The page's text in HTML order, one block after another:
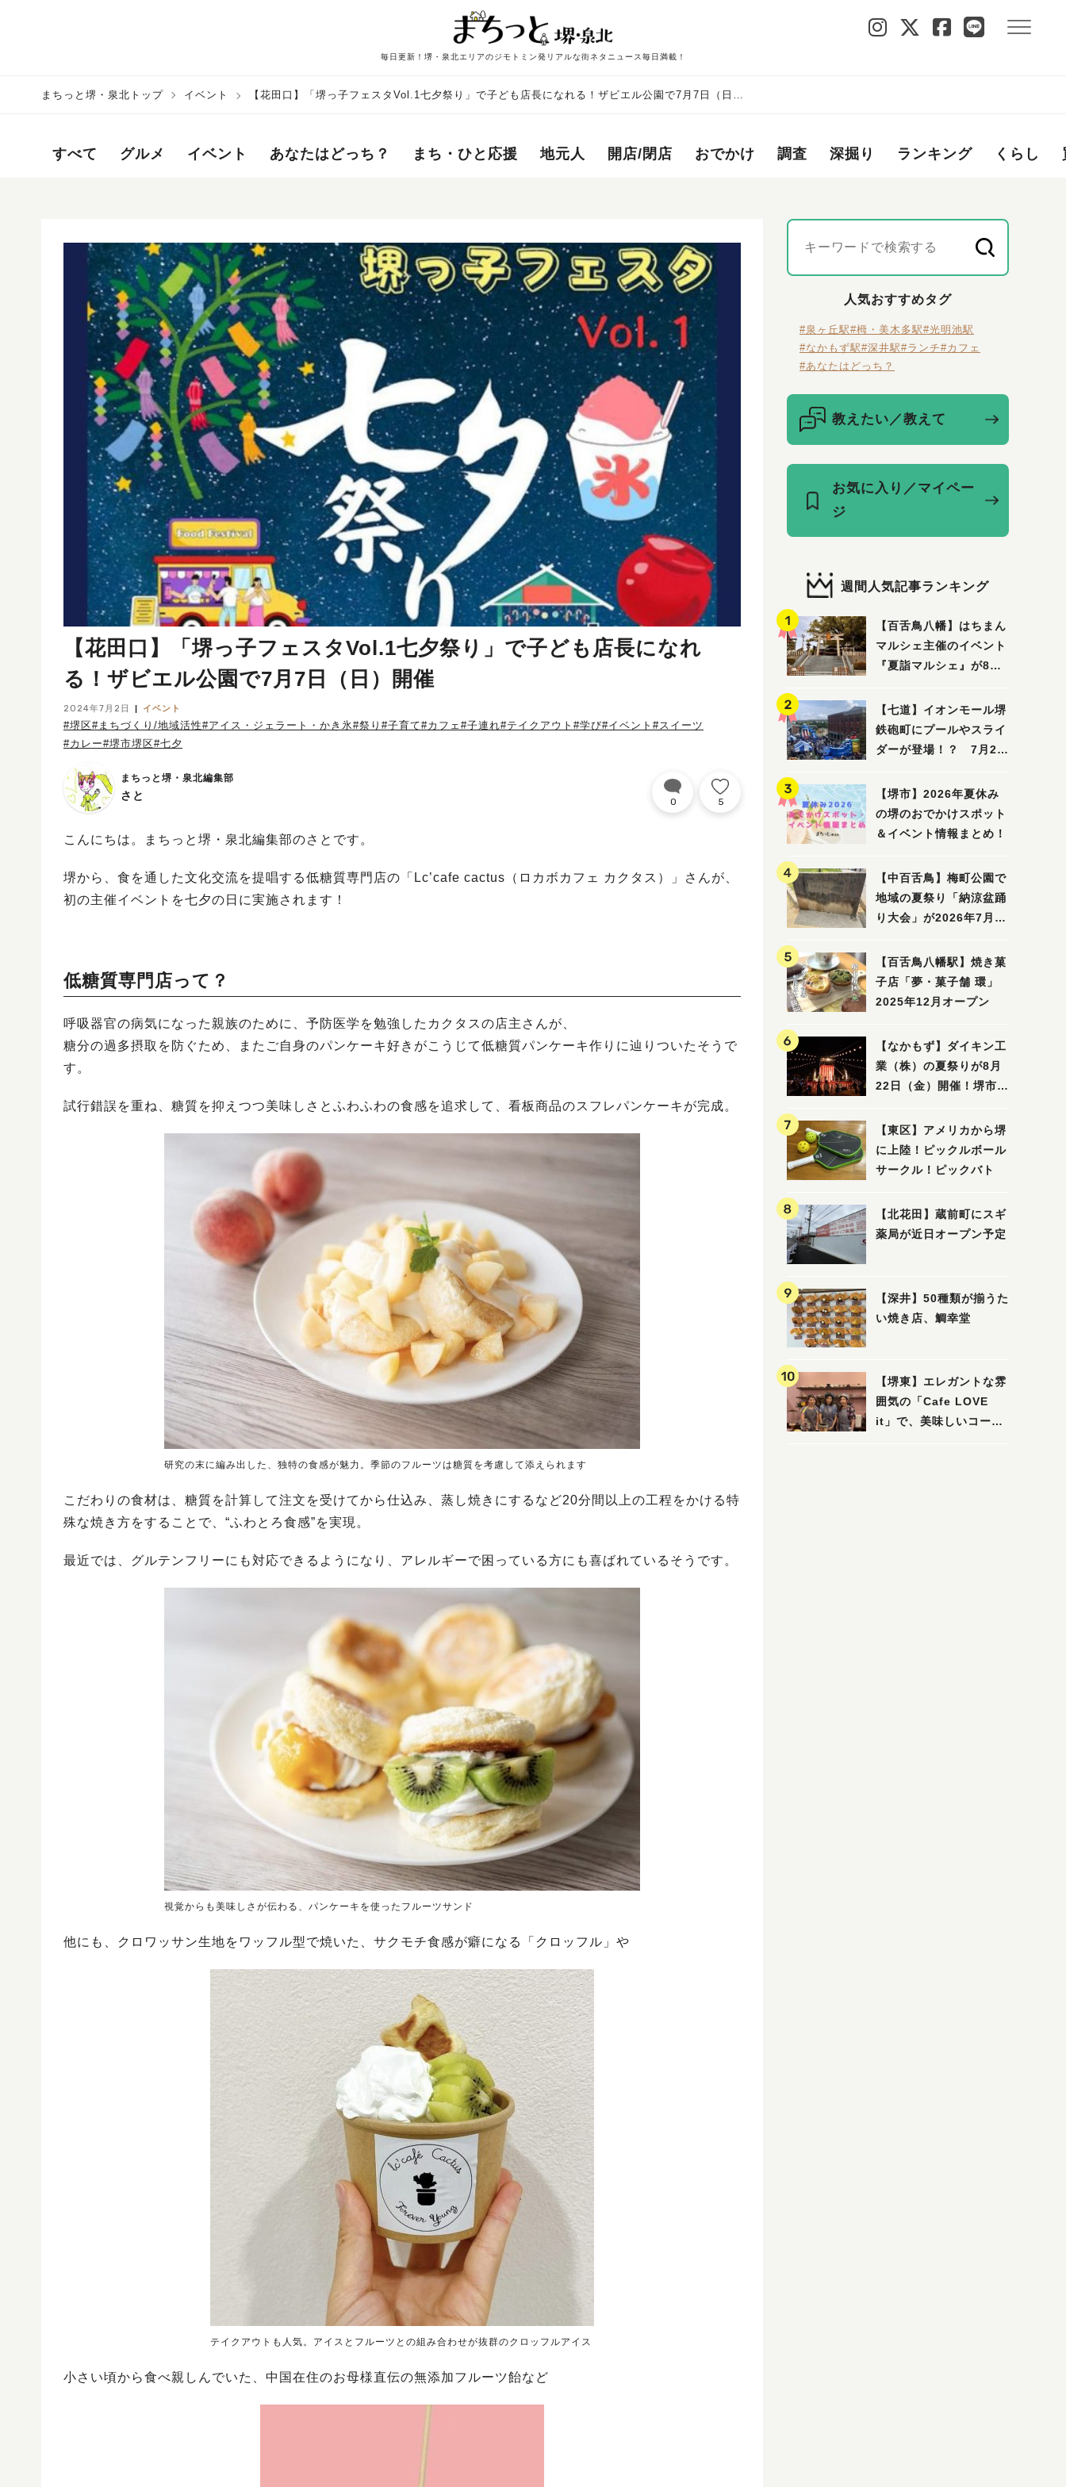
毎日更新！堺・泉北エリアのジモトミン発リアルな街ネタニュース毎日満載！
まちっと堺・泉北トップ イベント
【花田口】「堺っ子フェスタVol.1七夕祭り」で子ども店長になれる！ザビエル公園で7月7日（日）
すべて グルメ イベント あなたはどっち？ まち・ひと応援 地元人 開店/閉店 おでかけ 調査 深掘り ランキング くらし
【花田口】「堺っ子フェスタVol.1七夕祭り」で子ども店長になれ
る！ザビエル公園で7月7日（日）開催
2024年7月2日 イベント
#堺区#まちづくり/地域活性#アイス・ジェラート・かき氷#祭り #子育て#カフェ #子連れ#テイクアウト #学び#イベント #スイーツ
#カレー#堺市堺区#七夕
まちっと堺・泉北編集部
さと 0 5
こんにちは。まちっと堺・泉北編集部のさとです。
堺から、食を通した文化交流を提唱する低糖質専門店の「Lc’cafe cactus（ロカボカフェ カクタス）」さんが、
初の主催イベントを七夕の日に実施されます！
低糖質専門店って？
呼吸器官の病気になった親族のために、予防医学を勉強したカクタスの店主さんが、
糖分の過多摂取を防ぐため、またご自身のパンケーキ好きがこうじて低糖質パンケーキ作りに辿りついたそうで
す。
試行錯誤を重ね、糖質を抑えつつ美味しさとふわふわの食感を追求して、看板商品のスフレパンケーキが完成。
研究の末に編み出した、独特の食感が魅力。季節のフルーツは糖質を考慮して添えられます
こだわりの食材は、糖質を計算して注文を受けてから仕込み、蒸し焼きにするなど20分間以上の工程をかける特
殊な焼き方をすることで、“ふわとろ食感”を実現。
最近では、グルテンフリーにも対応できるようになり、アレルギーで困っている方にも喜ばれているそうです。
視覚からも美味しさが伝わる、パンケーキを使ったフルーツサンド
他にも、クロワッサン生地をワッフル型で焼いた、サクモチ食感が癖になる「クロッフル」や
テイクアウトも人気。アイスとフルーツとの組み合わせが抜群のクロッフルアイス
小さい頃から食べ親しんでいた、中国在住のお母様直伝の無添加フルーツ飴など
人気おすすめタグ
#泉ヶ丘駅#栂・美木多駅#光明池駅
#なかもず駅#深井駅#ランチ#カフェ
#あなたはどっち？
教えたい／教えて
お気に入り／マイペー
ジ
週間人気記事ランキング
【百舌鳥八幡】はちまん
マルシェ主催のイベント
『夏詣マルシェ』が8月2
【七道】イオンモール堺
鉄砲町にプールやスライ
ダーが登場！？ 7月25
「赤レンガ広場 Kid's
Water PARK 2026」が
開催
【堺市】2026年夏休み
の堺のおでかけスポット
＆イベント情報まとめ！
【中百舌鳥】梅町公園で
地域の夏祭り「納涼盆踊
り大会」が2026年7月26
【百舌鳥八幡駅】焼き菓
子店「夢・菓子舗 環」
2025年12月オープン
【なかもず】ダイキン工
業（株）の夏祭りが8月
22日（金）開催！堺市北
納涼祭
【東区】アメリカから堺
に上陸！ピックルボール
サークル！ピックバト
【北花田】蔵前町にスギ
薬局が近日オープン予定
【深井】50種類が揃うた
い焼き店、鯛幸堂
【堺東】エレガントな雰
囲気の「Cafe LOVE
it」で、美味しいコーヒ